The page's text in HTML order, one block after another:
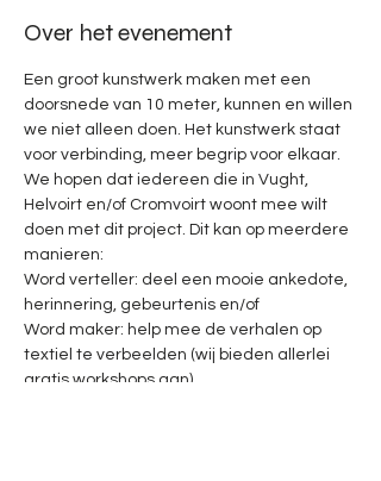
Over het evenement
Een groot kunstwerk maken met een
doorsnede van 10 meter, kunnen en willen
we niet alleen doen. Het kunstwerk staat
voor verbinding, meer begrip voor elkaar.
We hopen dat iedereen die in Vught,
Helvoirt en/of Cromvoirt woont mee wilt
doen met dit project. Dit kan op meerdere
manieren:
Word verteller: deel een mooie ankedote,
herinnering, gebeurtenis en/of
Word maker: help mee de verhalen op
textiel te verbeelden (wij bieden allerlei
gratis workshops aan)